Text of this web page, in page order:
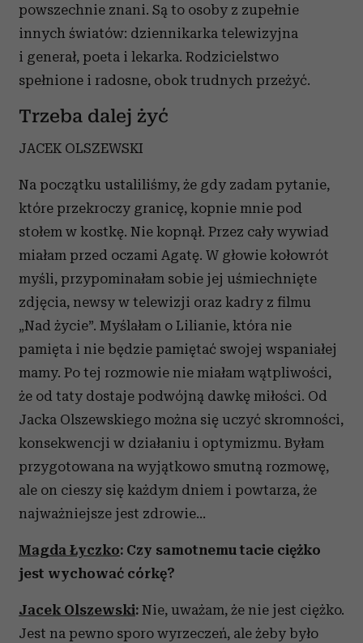
powszechnie znani. Są to osoby z zupełnie
innych światów: dziennikarka telewizyjna
i generał, poeta i lekarka. Rodzicielstwo
spełnione i radosne, obok trudnych przeżyć.
Trzeba dalej żyć
JACEK OLSZEWSKI
Na początku ustaliliśmy, że gdy zadam pytanie,
które przekroczy granicę, kopnie mnie pod
stołem w kostkę. Nie kopnął. Przez cały wywiad
miałam przed oczami Agatę. W głowie kołowrót
myśli, przypominałam sobie jej uśmiechnięte
zdjęcia, newsy w telewizji oraz kadry z filmu
„Nad życie”. Myślałam o Lilianie, która nie
pamięta i nie będzie pamiętać swojej wspaniałej
mamy. Po tej rozmowie nie miałam wątpliwości,
że od taty dostaje podwójną dawkę miłości. Od
Jacka Olszewskiego można się uczyć skromności,
konsekwencji w działaniu i optymizmu. Byłam
przygotowana na wyjątkowo smutną rozmowę,
ale on cieszy się każdym dniem i powtarza, że
najważniejsze jest zdrowie…
Magda Łyczko: Czy samotnemu tacie ciężko
jest wychować córkę?
Jacek Olszewski: Nie, uważam, że nie jest ciężko.
Jest na pewno sporo wyrzeczeń, ale żeby było